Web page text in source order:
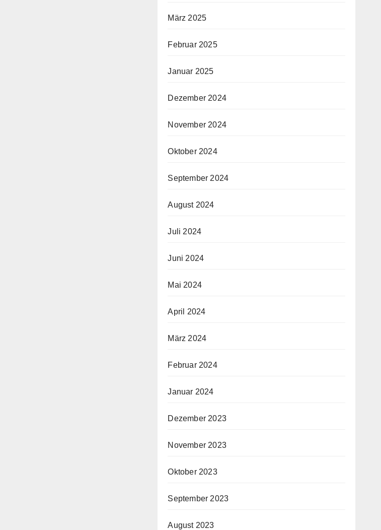
März 2025
Februar 2025
Januar 2025
Dezember 2024
November 2024
Oktober 2024
September 2024
August 2024
Juli 2024
Juni 2024
Mai 2024
April 2024
März 2024
Februar 2024
Januar 2024
Dezember 2023
November 2023
Oktober 2023
September 2023
August 2023